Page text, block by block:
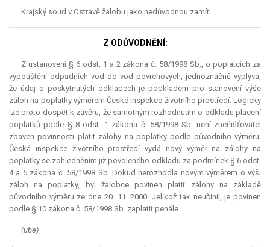
Krajský soud v Ostravě žalobu jako nedůvodnou zamítl.
Z ODŮVODNĚNÍ:
Z ustanovení § 6 odst. 1 a 2 zákona č. 58/1998 Sb., o poplatcích za
vypouštění odpadních vod do vod povrchových, jednoznačně vyplývá,
že údaj o poskytnutých odkladech je podkladem pro stanovení výše
záloh na poplatky výměrem České inspekce životního prostředí. Logicky
lze proto dospět k závěru, že samotným rozhodnutím o odkladu placení
poplatků podle § 8 odst. 1 zákona č. 58/1998 Sb. není znečišťovatel
zbaven povinnosti platit zálohy na poplatky podle původního výměru.
Česká inspekce životního prostředí vydá nový výměr na zálohy na
poplatky se zohledněním již povoleného odkladu za podmínek § 6 odst.
4 a 5 zákona č. 58/1998 Sb. Dokud nerozhodla novým výměrem o výši
záloh na poplatky, byl žalobce povinen platit zálohy na základě
původního výměru ze dne 20. 11. 2000. Jelikož tak neučinil, je povinen
podle § 10 zákona č. 58/1998 Sb. zaplatit penále.
(ube)